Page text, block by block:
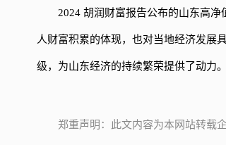
2024 胡润财富报告公布的山东高
人财富积累的体现，也对当地经济发展
级，为山东经济的持续繁荣提供了动力
郑重声明：此文内容为本网站转载